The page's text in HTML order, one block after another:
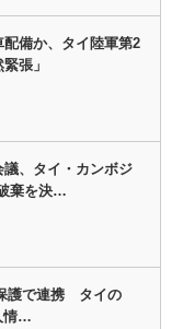
備か、タイ陸軍第2
張」
、タイ・カンボジ
棄を決…
護で連携 タイの
情…